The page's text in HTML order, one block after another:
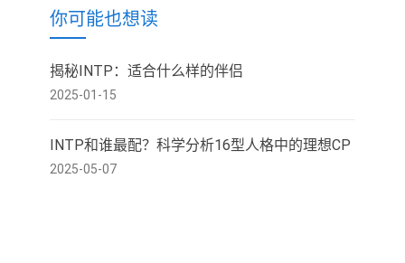
你可能也想读
揭秘INTP：适合什么样的伴侣
2025-01-15
INTP和谁最配？科学分析16型人格中的理想CP
2025-05-07